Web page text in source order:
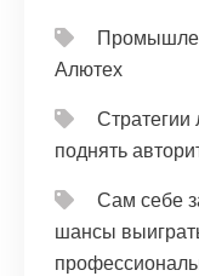
Алютех
Стратегии
поднять
Сам себе
шансы